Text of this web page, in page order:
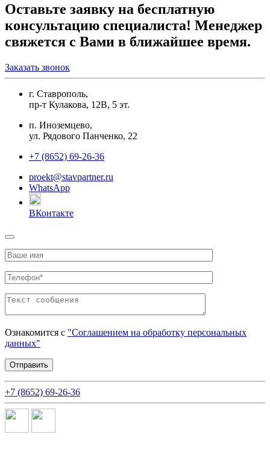
Оставьте заявку на бесплатную
консультацию специалиста! Менеджер
свяжется с Вами в ближайшее время.
Заказать звонок
г. Ставрополь,
пр-т Кулакова, 12В, 5 эт.
п. Иноземцево,
ул. Рядового Панченко, 22
+7 (8652) 69-26-36
proekt@stavpartner.ru
WhatsApp
ВКонтакте
Ознакомится с "Соглашением на обработку персональных
данных"
+7 (8652) 69-26-36